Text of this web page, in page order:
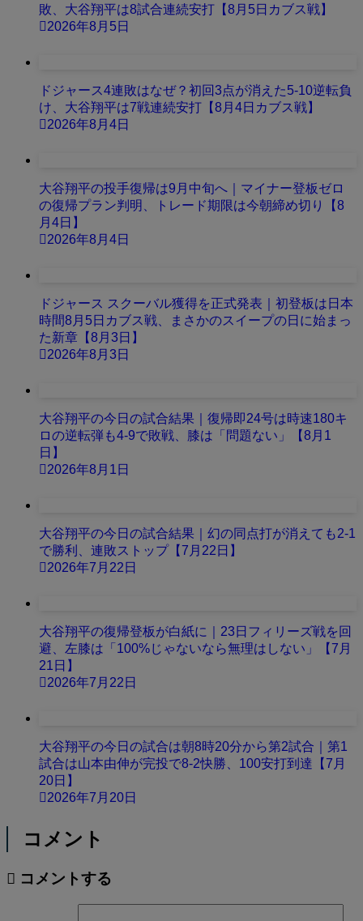
敗、大谷翔平は8試合連続安打【8月5日カブス戦】
2026年8月5日
ドジャース4連敗はなぜ？初回3点が消えた5-10逆転負
け、大谷翔平は7戦連続安打【8月4日カブス戦】
2026年8月4日
大谷翔平の投手復帰は9月中旬へ｜マイナー登板ゼロ
の復帰プラン判明、トレード期限は今朝締め切り【8
月4日】
2026年8月4日
ドジャース スクーバル獲得を正式発表｜初登板は日本
時間8月5日カブス戦、まさかのスイープの日に始まっ
た新章【8月3日】
2026年8月3日
大谷翔平の今日の試合結果｜復帰即24号は時速180キ
ロの逆転弾も4-9で敗戦、膝は「問題ない」【8月1
日】
2026年8月1日
大谷翔平の今日の試合結果｜幻の同点打が消えても2-1
で勝利、連敗ストップ【7月22日】
2026年7月22日
大谷翔平の復帰登板が白紙に｜23日フィリーズ戦を回
避、左膝は「100%じゃないなら無理はしない」【7月
21日】
2026年7月22日
大谷翔平の今日の試合は朝8時20分から第2試合｜第1
試合は山本由伸が完投で8-2快勝、100安打到達【7月
20日】
2026年7月20日
コメント
コメントする